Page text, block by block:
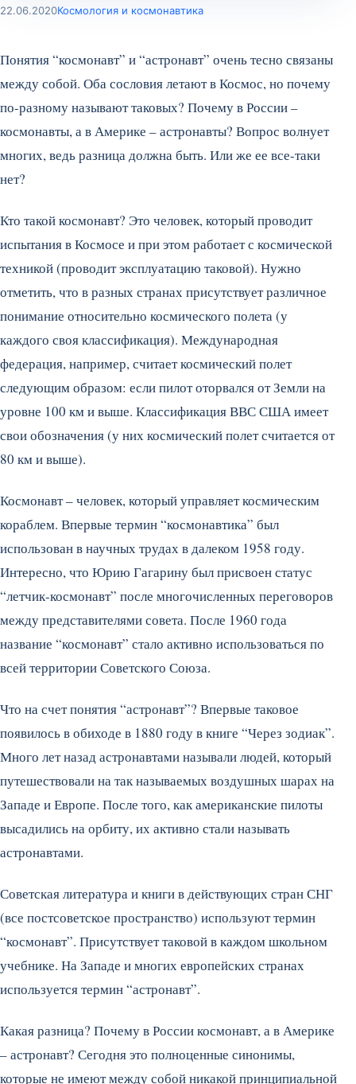
22.06.2020Космология и космонавтика
Понятия “космонавт” и “астронавт” очень тесно связаны
между собой. Оба сословия летают в Космос, но почему
по-разному называют таковых? Почему в России –
космонавты, а в Америке – астронавты? Вопрос волнует
многих, ведь разница должна быть. Или же ее все-таки
нет?
Кто такой космонавт? Это человек, который проводит
испытания в Космосе и при этом работает с космической
техникой (проводит эксплуатацию таковой). Нужно
отметить, что в разных странах присутствует различное
понимание относительно космического полета (у
каждого своя классификация). Международная
федерация, например, считает космический полет
следующим образом: если пилот оторвался от Земли на
уровне 100 км и выше. Классификация ВВС США имеет
свои обозначения (у них космический полет считается от
80 км и выше).
Космонавт – человек, который управляет космическим
кораблем. Впервые термин “космонавтика” был
использован в научных трудах в далеком 1958 году.
Интересно, что Юрию Гагарину был присвоен статус
“летчик-космонавт” после многочисленных переговоров
между представителями совета. После 1960 года
название “космонавт” стало активно использоваться по
всей территории Советского Союза.
Что на счет понятия “астронавт”? Впервые таковое
появилось в обиходе в 1880 году в книге “Через зодиак”.
Много лет назад астронавтами называли людей, который
путешествовали на так называемых воздушных шарах на
Западе и Европе. После того, как американские пилоты
высадились на орбиту, их активно стали называть
астронавтами.
Советская литература и книги в действующих стран СНГ
(все постсоветское пространство) используют термин
“космонавт”. Присутствует таковой в каждом школьном
учебнике. На Западе и многих европейских странах
используется термин “астронавт”.
Какая разница? Почему в России космонавт, а в Америке
– астронавт? Сегодня это полноценные синонимы,
которые не имеют между собой никакой принципиальной